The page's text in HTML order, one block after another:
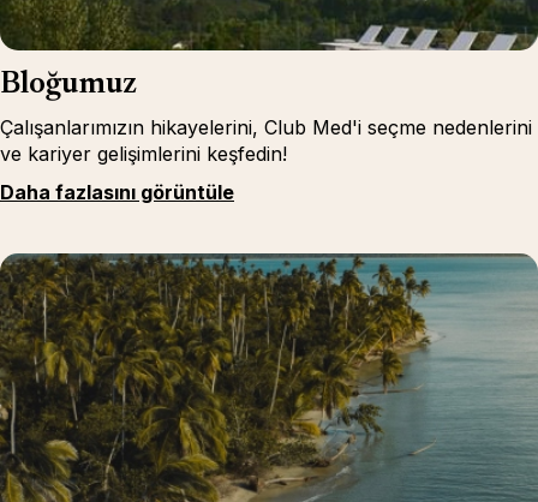
Bloğumuz
Çalışanlarımızın hikayelerini, Club Med'i seçme nedenlerini
ve kariyer gelişimlerini keşfedin!
Daha fazlasını görüntüle